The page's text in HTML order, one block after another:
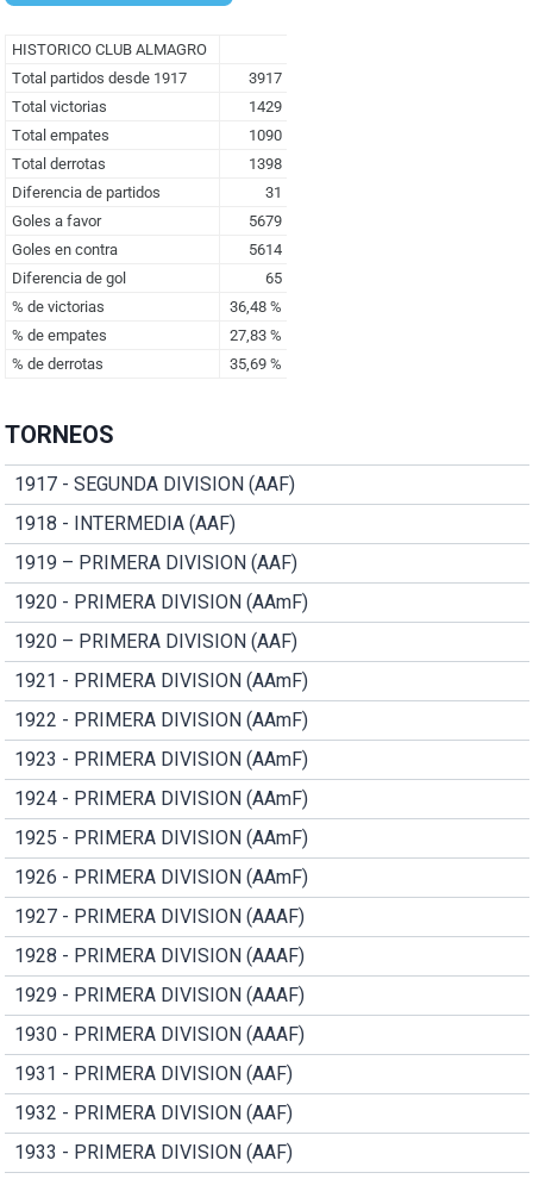
TORNEOS
1917 - SEGUNDA DIVISION (AAF)
1918 - INTERMEDIA (AAF)
1919 – PRIMERA DIVISION (AAF)
1920 - PRIMERA DIVISION (AAmF)
1920 – PRIMERA DIVISION (AAF)
1921 - PRIMERA DIVISION (AAmF)
1922 - PRIMERA DIVISION (AAmF)
1923 - PRIMERA DIVISION (AAmF)
1924 - PRIMERA DIVISION (AAmF)
1925 - PRIMERA DIVISION (AAmF)
1926 - PRIMERA DIVISION (AAmF)
1927 - PRIMERA DIVISION (AAAF)
1928 - PRIMERA DIVISION (AAAF)
1929 - PRIMERA DIVISION (AAAF)
1930 - PRIMERA DIVISION (AAAF)
1931 - PRIMERA DIVISION (AAF)
1932 - PRIMERA DIVISION (AAF)
1933 - PRIMERA DIVISION (AAF)